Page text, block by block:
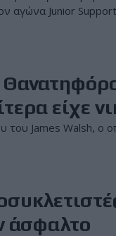
αγώνα Junior
είχε
του James Walsh, ο
άσφαλτο